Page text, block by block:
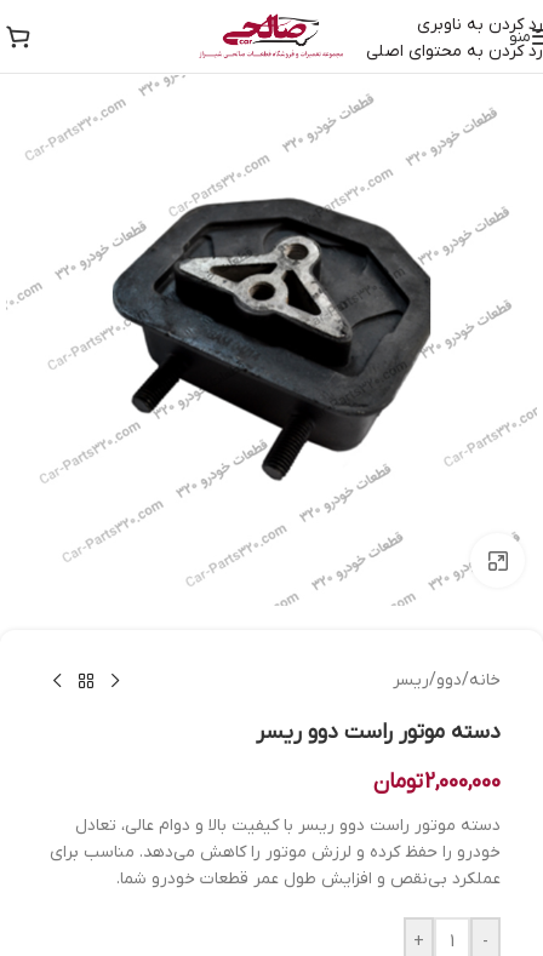
رد کردن به ناوبری
رد کردن به محتوای اصلی
منو
بزرگنمایی تصویر
خانه/دوو/ریسر
دسته موتور راست دوو ریسر
2,000,000تومان
دسته موتور راست دوو ریسر با کیفیت بالا و دوام عالی، تعادل
خودرو را حفظ کرده و لرزش موتور را کاهش می‌دهد. مناسب برای
عملکرد بی‌نقص و افزایش طول عمر قطعات خودرو شما.
-
+